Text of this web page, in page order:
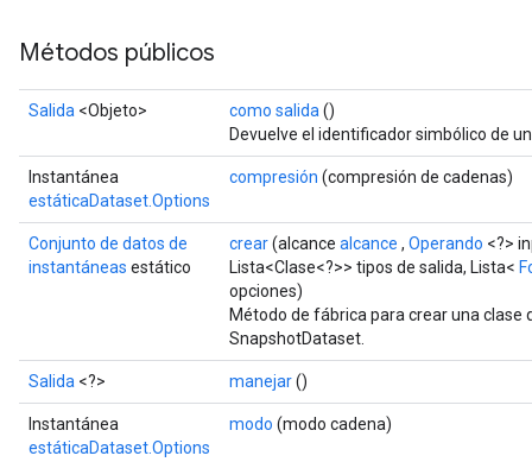
Métodos públicos
Salida <Objeto> como salida ()
Devuelve el identificador simbólico de
Instantánea
estáticaDataset.Options
compresión (compresión de cadenas)
Conjunto de datos de
instantáneas estático
crear(alcance alcance , Operando <?>
Lista<Clase<?>> tipos de salida, Lista<
opciones)
Método de fábrica para crear una clase
SnapshotDataset.
Salida <?> manejar()
Instantánea
estáticaDataset.Options
modo (modo cadena)